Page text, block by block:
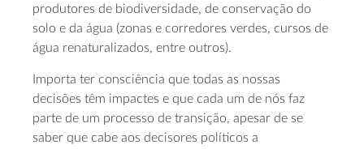
produtores de biodiversidade, de conservação do
solo e da água (zonas e corredores verdes, cursos de
água renaturalizados, entre outros).
Importa ter consciência que todas as nossas
decisões têm impactes e que cada um de nós faz
parte de um processo de transição, apesar de se
saber que cabe aos decisores políticos a